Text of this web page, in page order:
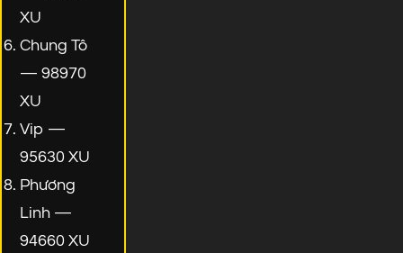
XU
Chung Tô
— 98970
XU
Vip —
95630 XU
Phương
Linh —
94660 XU